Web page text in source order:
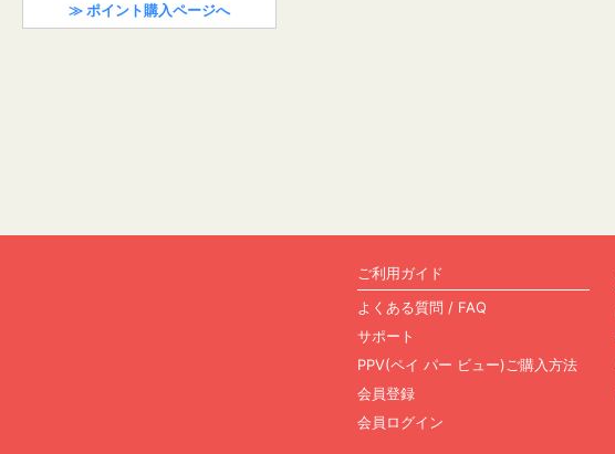
≫ ポイント購入ページへ
ご利用ガイド
よくある質問 / FAQ
サポート
PPV(ペイ パー ビュー)ご購入方法
会員登録
会員ログイン